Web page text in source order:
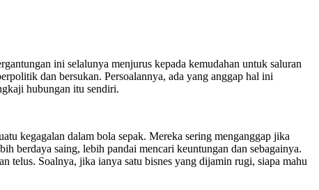
ini selalunya menjurus kepada kemudahan untuk saluran
dan bersukan. Persoalannya, ada yang anggap hal ini
hubungan itu sendiri.
kegagalan dalam bola sepak. Mereka sering menganggap jika
berdaya saing, lebih pandai mencari keuntungan dan sebagainya.
telus. Soalnya, jika ianya satu bisnes yang dijamin rugi, siapa mahu